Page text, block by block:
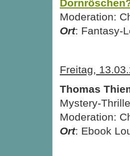
Moderation:
Ort: Fantasy-
Freitag,
Thomas
Mystery-
Moderation:
Ort: Ebook